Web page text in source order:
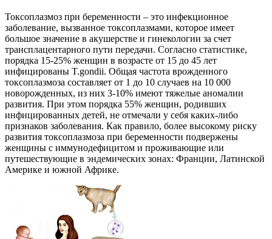
Токсоплазмоз при беременности – это инфекционное
заболевание, вызванное токсоплазмами, которое имеет
большое значение в акушерстве и гинекологии за счет
трансплацентарного пути передачи. Согласно статистике,
порядка 15-25% женщин в возрасте от 15 до 45 лет
инфицированы T.gondii. Общая частота врожденного
токсоплазмоза составляет от 1 до 10 случаев на 10 000
новорожденных, из них 3-10% имеют тяжелые аномалии
развития. При этом порядка 55% женщин, родивших
инфицированных детей, не отмечали у себя каких-либо
признаков заболевания. Как правило, более высокому риску
развития токсоплазмоза при беременности подвержены
женщины с иммунодефицитом и проживающие или
путешествующие в эндемических зонах: Франции, Латинской
Америке и южной Африке.